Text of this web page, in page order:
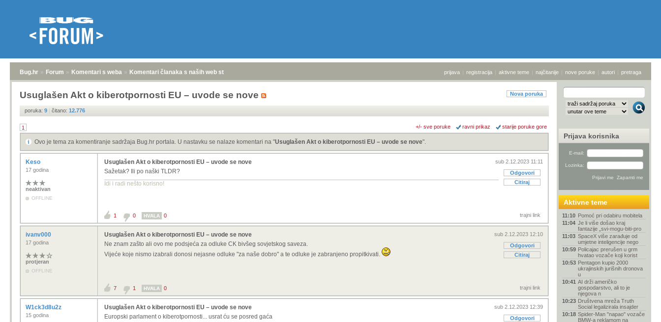
Bug.hr » Forum » Komentari s weba » Komentari članaka s naših web stranica prijava | registracija | aktivne teme | najčitanije | nove poruke | autori | pretraga
Nova poruka
Usuglašen Akt o kiberotpornosti EU – uvode se nove
poruka: 9 | čitano: 12.776
1 +/- sve poruke ravni prikaz starije poruke gore
Ovo je tema za komentiranje sadržaja Bug.hr portala. U nastavku se nalaze komentari na "Usuglašen Akt o kiberotpornosti EU – uvode se nove".
Keso
17 godina
neaktivan
OFFLINE
sub 2.12.2023 11:11
Odgovori
Citiraj
Usuglašen Akt o kiberotpornosti EU – uvode se nove
Sažetak? Ili po naški TLDR?
Idi i radi nešto korisno!
trajni link
1 0 HVALA 0
ivanv000
17 godina
protjeran
OFFLINE
sub 2.12.2023 12:10
Odgovori
Citiraj
Usuglašen Akt o kiberotpornosti EU – uvode se nove
Ne znam zašto ali ovo me podsjeća za odluke CK bivšeg sovjetskog saveza.
Vijeće koje nismo izabrali donosi nejasne odluke "za naše dobro" a te odluke je zabranjeno propitkivati.
trajni link
7 1 HVALA 0
W1ck3d8u2z
15 godina
sub 2.12.2023 12:39
Odgovori
Usuglašen Akt o kiberotpornosti EU – uvode se nove
Europski parlament o kiberotpornosti... usrat ću se posred gaća
Prijava korisnika
E-mail:
Lozinka:
Aktivne teme
11:10 Pomoć pri odabiru mobitela
11:04 Je li više došao kraj
fantazije „svi-mogu-biti-pro
11:03 SpaceX više zarađuje od
umjetne inteligencije nego
10:59 Policajac prerušen u grm
hvatao vozače koji korist
10:53 Pentagon kupio 2000
ukrajinskih jurišnih dronova
u
10:41 AI drži američko
gospodarstvo, ali to je
njegova n
10:23 Društvena mreža Truth
Social legalizirala insajder
10:18 Spider-Man "napao" vozače
BMW-a reklamom na